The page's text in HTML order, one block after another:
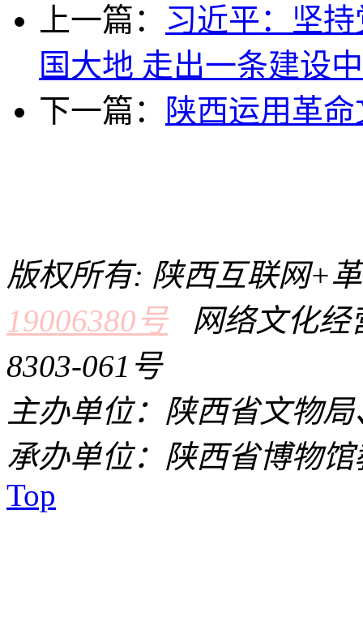
上一篇： 习近平：坚
国大地 走出一条建设
下一篇：
陕西运用革
版权所有: 陕西互联网+
19006380号网络文化经
8303-061号
主办单位：陕西省文物
承办单位：陕西省博物
Top